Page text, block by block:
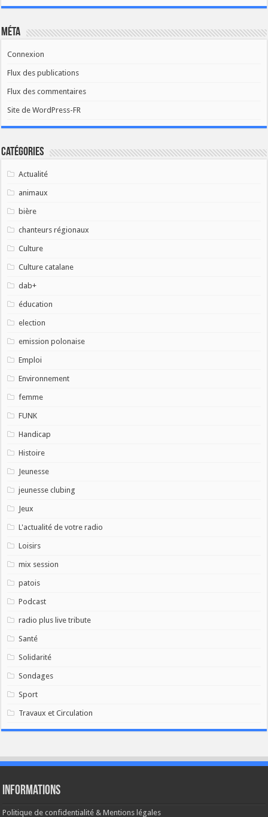
Méta
Connexion
Flux des publications
Flux des commentaires
Site de WordPress-FR
Catégories
Actualité
animaux
bière
chanteurs régionaux
Culture
Culture catalane
dab+
éducation
election
emission polonaise
Emploi
Environnement
femme
FUNK
Handicap
Histoire
Jeunesse
jeunesse clubing
Jeux
L'actualité de votre radio
Loisirs
mix session
patois
Podcast
radio plus live tribute
Santé
Solidarité
Sondages
Sport
Travaux et Circulation
Informations
Politique de confidentialité & Mentions légales